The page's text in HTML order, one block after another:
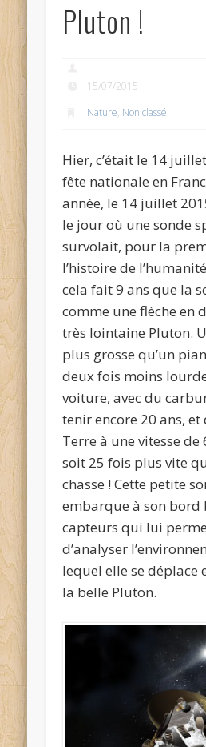
Pluton !
15/07/2015
Nature, Non classé
Hier, c’était le 14
fête nationale en
année, le 14 juillet
le jour où une sonde
survolait, pour la
l’histoire de
cela fait 9 ans que la
comme une flèche en
très lointaine Pluton.
plus grosse qu’un
deux fois moins
voiture, avec du
tenir encore 20 ans,
Terre à une vitesse
soit 25 fois plus vite
chasse ! Cette petite
embarque à son bord
capteurs qui lui
d’analyser
lequel elle se déplace
la belle Pluton.